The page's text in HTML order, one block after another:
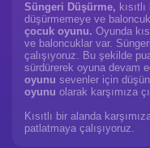
Süngeri Düşürme,
düşürmemeye ve
çocuk oyunu. Oyunda
ve baloncuklar var.
çalışıyoruz. Bu şekilde
sürdürerek oyuna devam
oyunu sevenler için
oyunu olarak karşımıza
Kısıtlı bir alanda
patlatmaya çalışıyoruz.